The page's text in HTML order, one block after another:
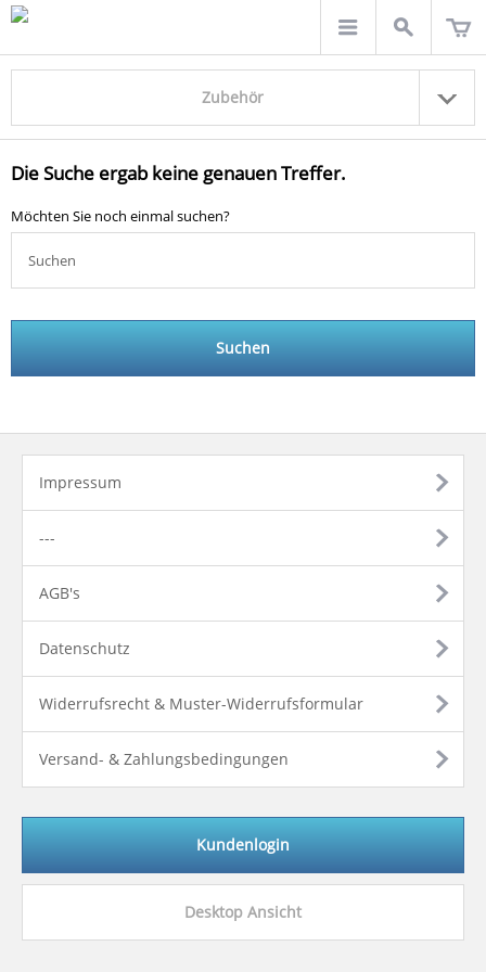
Zubehör
Die Suche ergab keine genauen Treffer.
Möchten Sie noch einmal suchen?
Suchen
Impressum
---
AGB's
Datenschutz
Widerrufsrecht & Muster-Widerrufsformular
Versand- & Zahlungsbedingungen
Kundenlogin
Desktop Ansicht